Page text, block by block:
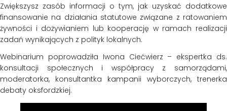
Zwiększysz zasób informacji o tym, jak uzyskać dodatkowe
finansowanie na działania statutowe związane z ratowaniem
żywności i dożywianiem lub kooperację w ramach realizacji
zadań wynikających z polityk lokalnych.
Webinarium poprowadziła Iwona Ciećwierz – ekspertka ds.
konsultacji społecznych i współpracy z samorządami,
moderatorka, konsultantka kampanii wyborczych, trenerka
debaty oksfordzkiej.